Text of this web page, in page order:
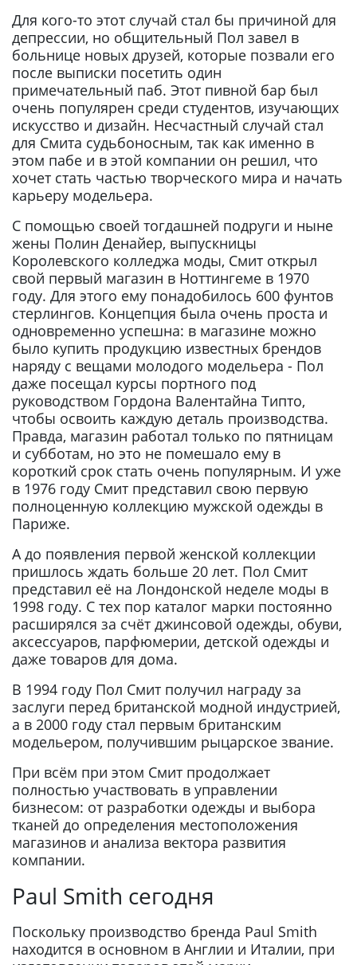
Для кого-то этот случай стал бы причиной для
депрессии, но общительный Пол завел в
больнице новых друзей, которые позвали его
после выписки посетить один
примечательный паб. Этот пивной бар был
очень популярен среди студентов, изучающих
искусство и дизайн. Несчастный случай стал
для Смита судьбоносным, так как именно в
этом пабе и в этой компании он решил, что
хочет стать частью творческого мира и начать
карьеру модельера.
С помощью своей тогдашней подруги и ныне
жены Полин Денайер, выпускницы
Королевского колледжа моды, Смит открыл
свой первый магазин в Ноттингеме в 1970
году. Для этого ему понадобилось 600 фунтов
стерлингов. Концепция была очень проста и
одновременно успешна: в магазине можно
было купить продукцию известных брендов
наряду с вещами молодого модельера - Пол
даже посещал курсы портного под
руководством Гордона Валентайна Типто,
чтобы освоить каждую деталь производства.
Правда, магазин работал только по пятницам
и субботам, но это не помешало ему в
короткий срок стать очень популярным. И уже
в 1976 году Смит представил свою первую
полноценную коллекцию мужской одежды в
Париже.
А до появления первой женской коллекции
пришлось ждать больше 20 лет. Пол Смит
представил её на Лондонской неделе моды в
1998 году. С тех пор каталог марки постоянно
расширялся за счёт джинсовой одежды, обуви,
аксессуаров, парфюмерии, детской одежды и
даже товаров для дома.
В 1994 году Пол Смит получил награду за
заслуги перед британской модной индустрией,
а в 2000 году стал первым британским
модельером, получившим рыцарское звание.
При всём при этом Смит продолжает
полностью участвовать в управлении
бизнесом: от разработки одежды и выбора
тканей до определения местоположения
магазинов и анализа вектора развития
компании.
Paul Smith сегодня
Поскольку производство бренда Paul Smith
находится в основном в Англии и Италии, при